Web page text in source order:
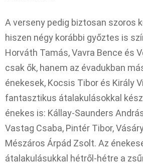
A verseny pedig biztosan szoros
hiszen négy korábbi győztes is
Horváth Tamás, Vavra Bence és
csak ők, hanem az évadukban
énekesek, Kocsis Tibor és Király
fantasztikus átalakulásokkal
énekes is: Kállay-Saunders
Vastag Csaba, Pintér Tibor,
Mészáros Árpád Zsolt. Az
átalakulásukkal hétről-hétre a